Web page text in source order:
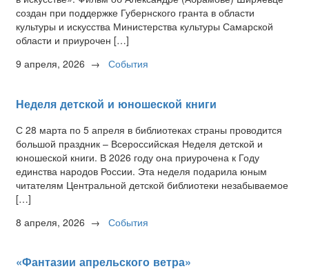
создан при поддержке Губернского гранта в области
культуры и искусства Министерства культуры Самарской
области и приурочен […]
9 апреля, 2026 → События
Неделя детской и юношеской книги
С 28 марта по 5 апреля в библиотеках страны проводится
большой праздник – Всероссийская Неделя детской и
юношеской книги. В 2026 году она приурочена к Году
единства народов России. Эта неделя подарила юным
читателям Центральной детской библиотеки незабываемое
[…]
8 апреля, 2026 → События
«Фантазии апрельского ветра»